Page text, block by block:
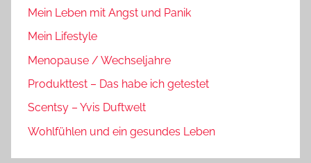
Mein Leben mit Angst und Panik
Mein Lifestyle
Menopause / Wechseljahre
Produkttest – Das habe ich getestet
Scentsy – Yvis Duftwelt
Wohlfühlen und ein gesundes Leben